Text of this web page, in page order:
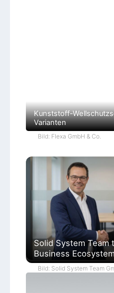
Kunststoff-
Varianten
Bild: Flexa GmbH & Co.
Solid System Team
Business
Bild: Solid System Team